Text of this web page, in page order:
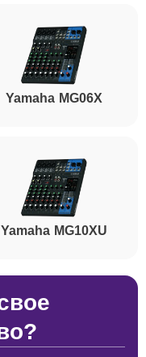
Yamaha MG06X
Yamaha MG10XU